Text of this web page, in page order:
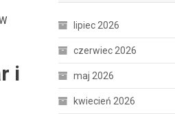
i
lipiec 2026
czerwiec 2026
maj 2026
kwiecień 2026